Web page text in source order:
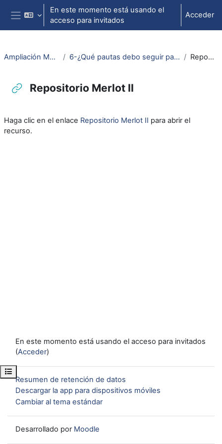
Salta al contenido principal
Panel lateral
En este momento está usando el
acceso para invitados
Acceder
Abrir índice del curso
Ampliación Mater. Educ. Multimedia 6-¿Qué pautas debo seguir para que mis materiales se puedan reutilizar? Repositorio Merlot II
Repositorio Merlot II
Haga clic en el enlace Repositorio Merlot II para abrir el
recurso.
En este momento está usando el acceso para invitados
(Acceder)
Resumen de retención de datos
Descargar la app para dispositivos móviles
Cambiar al tema estándar
Desarrollado por Moodle